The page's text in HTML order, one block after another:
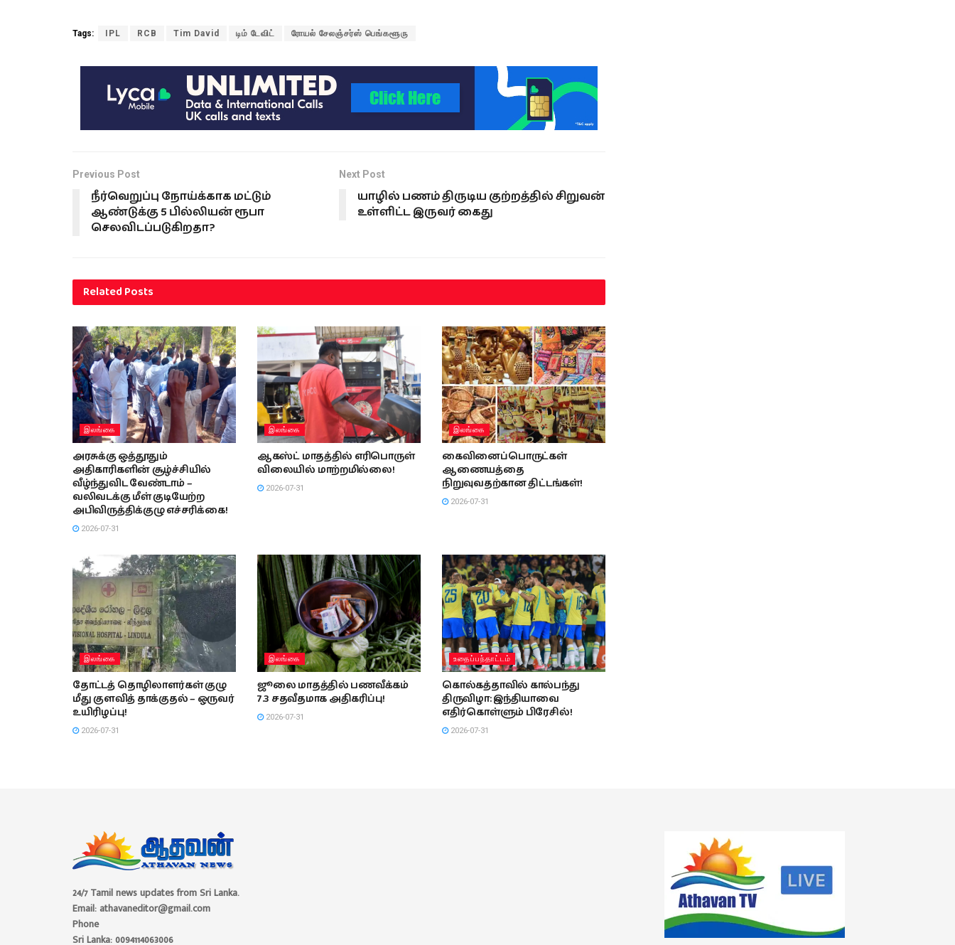
Tags: IPL RCB Tim David டிம் டேவிட் ரோயல் சேலஞ்சர்ஸ் பெங்களூரு
Previous Post
நீர்வெறுப்பு நோய்க்காக மட்டும்
ஆண்டுக்கு 5 பில்லியன் ரூபா
செலவிடப்படுகிறதா?
Next Post
யாழில் பணம் திருடிய குற்றத்தில் சிறுவன்
உள்ளிட்ட இருவர் கைது
RelatedPosts
இலங்கை
அரசுக்கு ஒத்தூதும்
அதிகாரிகளின் சூழ்ச்சியில்
வீழ்ந்துவிட வேண்டாம் –
வலிவடக்கு மீள் குடியேற்ற
அபிவிருத்திக்குழு எச்சரிக்கை!
2026-07-31
இலங்கை
ஆகஸ்ட் மாதத்தில் எரிபொருள்
விலையில் மாற்றமில்லை!
2026-07-31
இலங்கை
கைவினைப்பொருட்கள்
ஆணையத்தை
நிறுவுவதற்கான திட்டங்கள்!
2026-07-31
இலங்கை
தோட்டத் தொழிலாளர்கள் குழு
மீது குளவித் தாக்குதல் – ஒருவர்
உயிரிழப்பு!
2026-07-31
இலங்கை
ஜூலை மாதத்தில் பணவீக்கம்
7.3 சதவீதமாக அதிகரிப்பு!
2026-07-31
உதைப்பந்தாட்டம்
கொல்கத்தாவில் கால்பந்து
திருவிழா: இந்தியாவை
எதிர்கொள்ளும் பிரேசில்!
2026-07-31
24/7 Tamil news updates from Sri Lanka.
Email: athavaneditor@gmail.com
Phone
Sri Lanka: 0094114063006